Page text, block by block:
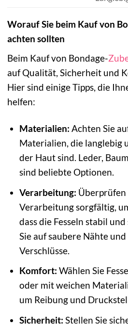
Worauf Sie beim Kauf von
achten sollten
Beim Kauf von Bondage-
auf Qualität, Sicherheit und
Hier sind einige Tipps, die
helfen:
Materialien: Achten Sie
Materialien, die langlebig
der Haut sind. Leder,
sind beliebte Optionen.
Verarbeitung: Überprüfen
Verarbeitung sorgfältig,
dass die Fesseln stabil
Sie auf saubere Nähte
Verschlüsse.
Komfort: Wählen Sie
oder mit weichen
um Reibung und
Sicherheit: Stellen Sie